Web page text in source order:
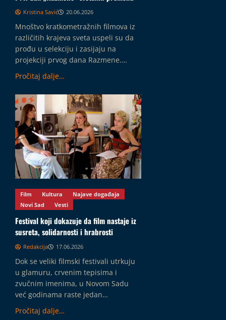
Kristina Savić 20.06.2026
Mnoštvo kratkometražnih filmova iz
različitih krajeva sveta uspeli su da
prođu u selekciju i zasijaju na
projekciji prvog dana Razmene.…
Pročitaj dalje…
Film Kultura
Najave događaja
Novi Sad
Vesti
Festival koji dokazuje da film nastaje iz
susreta, solidarnosti i hrabrosti
Redakcija 17.06.2026
Dok se veliki filmski festivali utrkuju
u glamuru, crvenim tepisima i
zvučnim imenima, u Novom Sadu
već godinama raste jedan…
Pročitaj dalje…